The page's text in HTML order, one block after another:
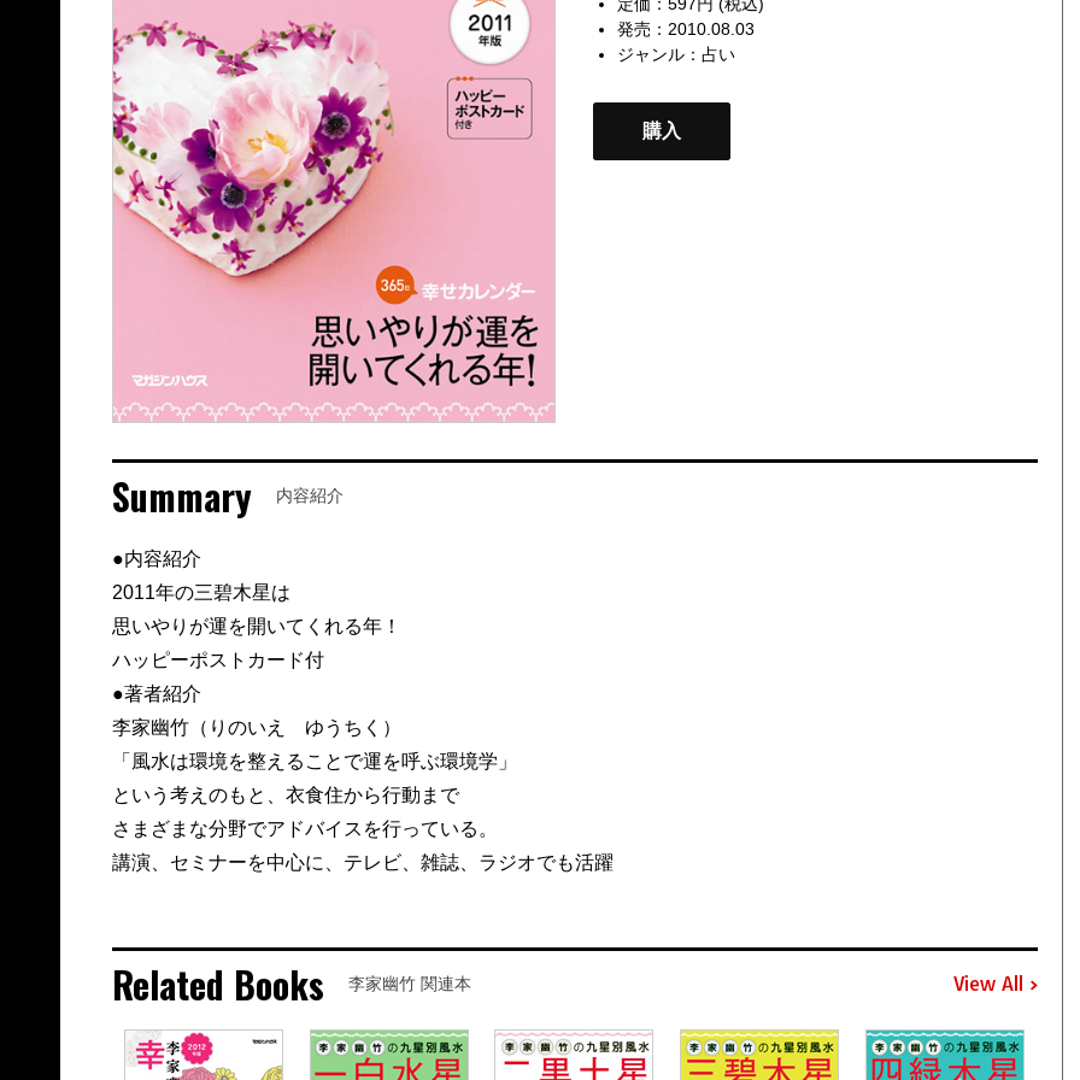
発売：2010.08.03
ジャンル： 占い
購入
Summary 内容紹介
●内容紹介
2011年の三碧木星は
思いやりが運を開いてくれる年！
ハッピーポストカード付
●著者紹介
李家幽竹（りのいえ ゆうちく）
「風水は環境を整えることで運を呼ぶ環境学」
という考えのもと、衣食住から行動まで
さまざまな分野でアドバイスを行っている。
講演、セミナーを中心に、テレビ、雑誌、ラジオでも活躍
Related Books 李家幽竹 関連本 View All